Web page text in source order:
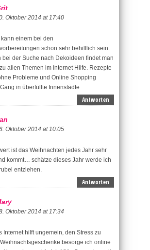
Oktober 2014 at 17:40
einem bei den
schon sehr behilflich sein.
bei der Suche nach Dekoideen findet man
allen Themen im Internet Hilfe. Rezepte
Probleme und Online Shopping
in überfüllte Innenstädte
Antworten
Oktober 2014 at 10:05
ist das Weihnachten jedes Jahr sehr
kommt… schätze dieses Jahr werde ich
entziehen.
Antworten
Oktober 2014 at 17:34
Internet hilft ungemein, den Stress zu
besorge ich online